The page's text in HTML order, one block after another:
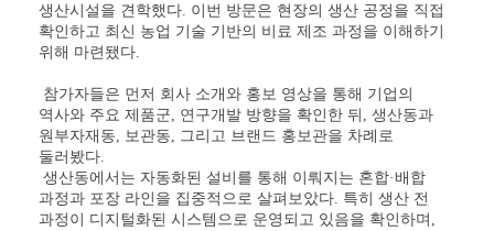
생산시설을 견학했다. 이번 방문은 현장의 생산 공정을 직접
확인하고 최신 농업 기술 기반의 비료 제조 과정을 이해하기
위해 마련됐다.
참가자들은 먼저 회사 소개와 홍보 영상을 통해 기업의
역사와 주요 제품군, 연구개발 방향을 확인한 뒤 , 생산동과
원부자재동, 보관동, 그리고 브랜드 홍보관을 차례로
둘러봤다.
생산동에서는 자동화된 설비를 통해 이뤄지는 혼합·배합
과정과 포장 라인을 집중적으로 살펴보았다. 특히 생산 전
과정이 디지털화된 시스템으로 운영되고 있음을 확인하며 ,